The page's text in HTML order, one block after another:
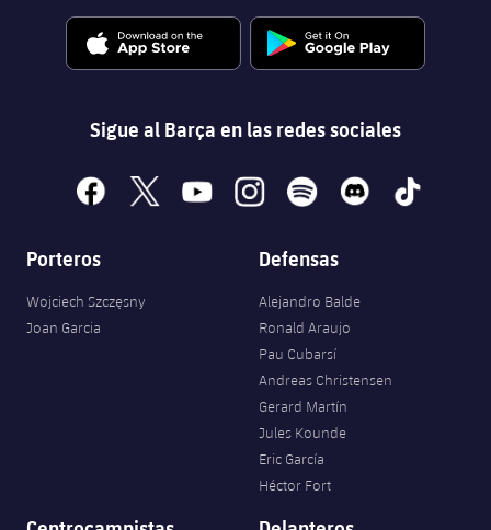
Sigue al Barça en las redes sociales
facebook
x youtubeinstagramspotify discord tiktok
Porteros
Wojciech Szczęsny
Joan Garcia
Defensas
Alejandro Balde
Ronald Araujo
Pau Cubarsí
Andreas Christensen
Gerard Martín
Jules Kounde
Eric García
Héctor Fort